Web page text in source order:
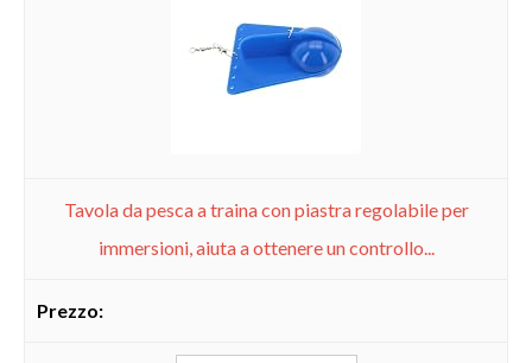
Tavola da pesca a traina con piastra regolabile per
immersioni, aiuta a ottenere un controllo...